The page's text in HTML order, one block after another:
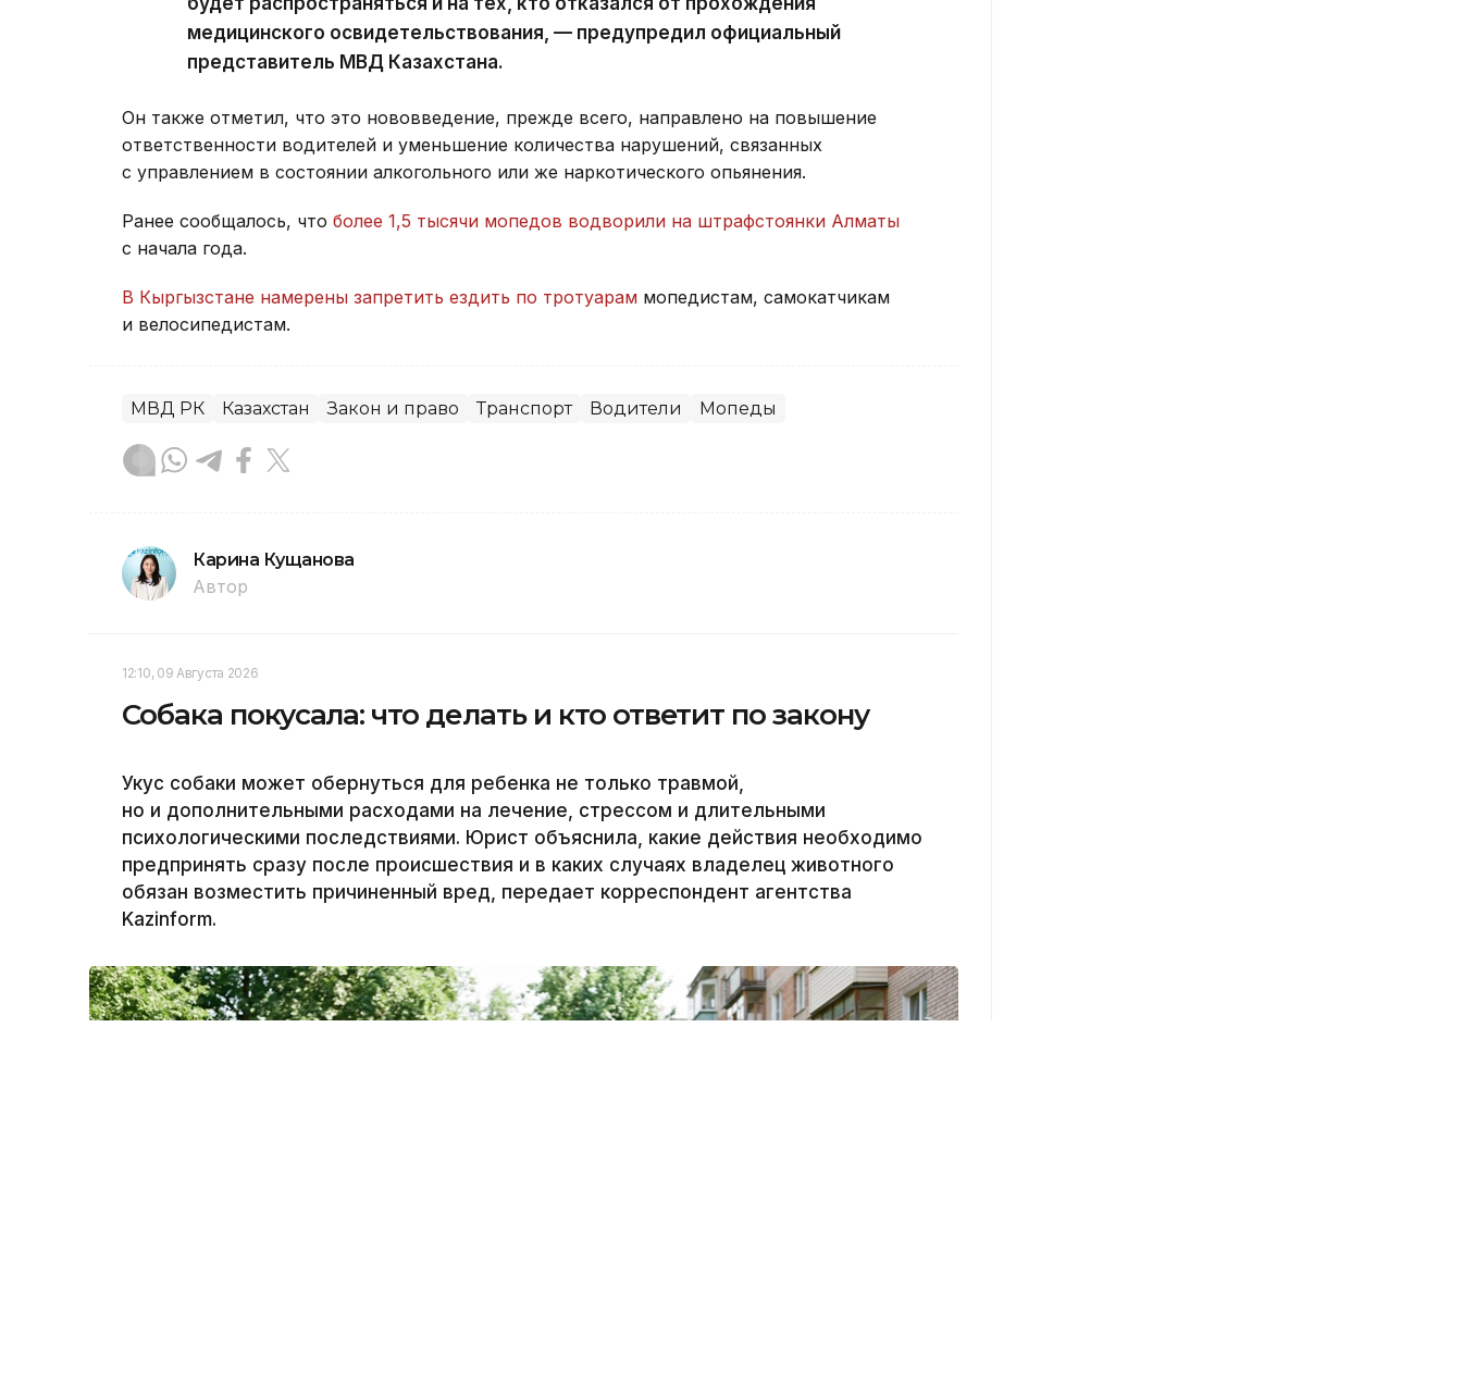
медицинского освидетельствования, — предупредил официальный
представитель МВД Казахстана.
Он также отметил, что это нововведение, прежде всего, направлено на повышение
ответственности водителей и уменьшение количества нарушений, связанных
с управлением в состоянии алкогольного или же наркотического опьянения.
Ранее сообщалось, что более 1,5 тысячи мопедов водворили на штрафстоянки Алматы
с начала года.
В Кыргызстане намерены запретить ездить по тротуарам мопедистам, самокатчикам
и велосипедистам.
МВД РК Казахстан Закон и право Транспорт Водители Мопеды
Карина Кущанова
Автор
12:10, 09 Августа 2026
Собака покусала: что делать и кто ответит по закону
Укус собаки может обернуться для ребенка не только травмой,
но и дополнительными расходами на лечение, стрессом и длительными
психологическими последствиями. Юрист объяснила, какие действия необходимо
предпринять сразу после происшествия и в каких случаях владелец животного
обязан возместить причиненный вред, передает корреспондент агентства
Kazinform.